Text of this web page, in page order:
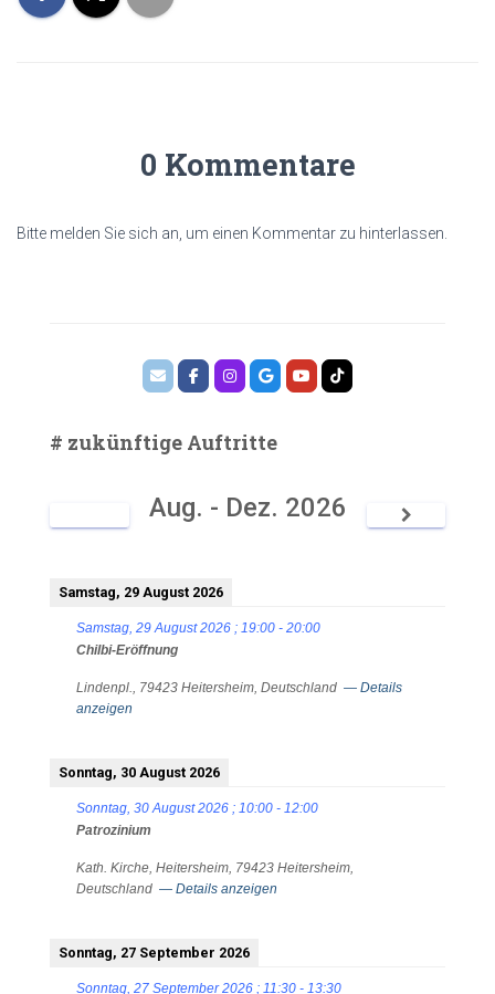
0 Kommentare
Bitte melden Sie sich an, um einen Kommentar zu hinterlassen.
# zukünftige Auftritte
Aug. - Dez. 2026
Samstag, 29 August 2026
Samstag, 29 August 2026 ; 19:00 - 20:00
Chilbi-Eröffnung
Lindenpl., 79423 Heitersheim, Deutschland — Details
anzeigen
Sonntag, 30 August 2026
Sonntag, 30 August 2026 ; 10:00 - 12:00
Patrozinium
Kath. Kirche, Heitersheim, 79423 Heitersheim,
Deutschland — Details anzeigen
Sonntag, 27 September 2026
Sonntag, 27 September 2026 ; 11:30 - 13:30